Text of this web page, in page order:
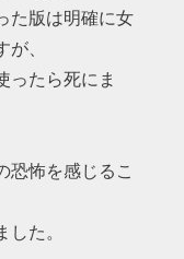
た版は明確に女
、
ったら死にま
恐怖を感じるこ
た。